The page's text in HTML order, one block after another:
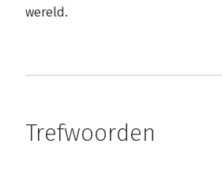
wereld.
Trefwoorden